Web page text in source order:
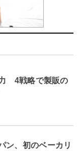
4戦略で製販の
ン、初のベーカリ